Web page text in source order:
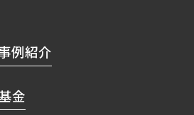
例紹介
金